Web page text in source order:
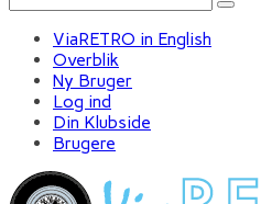
ViaRETRO in English
Overblik
Ny Bruger
Log ind
Din Klubside
Brugere